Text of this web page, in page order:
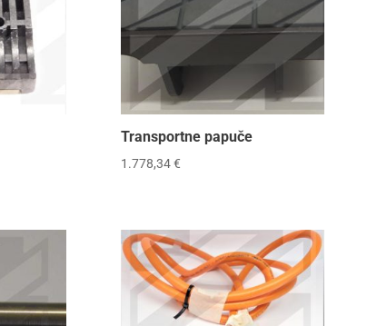
Transportne papuče
1.778,34€